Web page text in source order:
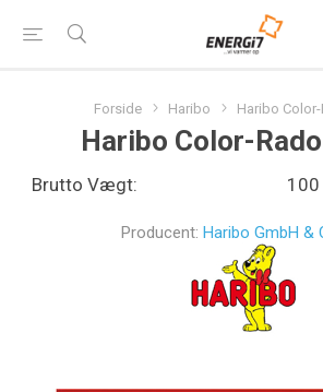
Forside Haribo Haribo
Haribo Color-
Brutto Vægt: 100
Producent: Haribo GmbH &